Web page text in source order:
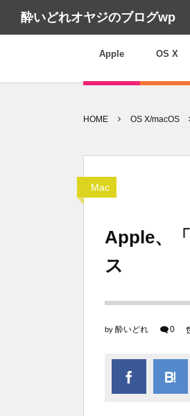
酔いどれオヤジのブログwp
Apple OS X
HOME OS X/macOS
Mac
Apple、
ス
by 酔いどれ 0